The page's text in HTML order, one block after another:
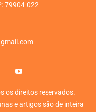
79904-022
os direitos reservados.
e artigos são de inteira